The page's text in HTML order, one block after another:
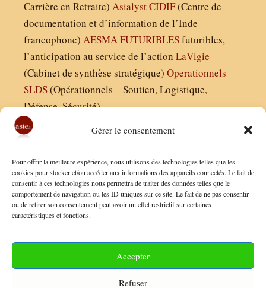
Gérer le consentement
Pour offrir la meilleure expérience, nous utilisons des technologies telles que les
cookies pour stocker et/ou accéder aux informations des appareils connectés. Le fait de
consentir à ces technologies nous permettra de traiter des données telles que le
comportement de navigation ou les ID uniques sur ce site. Le fait de ne pas consentir
ou de retirer son consentement peut avoir un effet restrictif sur certaines
caractéristiques et fonctions.
Accepter
Refuser
Carrière en Retraite) AsialystCIDIF(Centre de
documentation et d’information de l’Inde
francophone) AESMAFUTURIBLESfuturibles,
l’anticipation au service de l’action LaVigie
(Cabinet de synthèse stratégique) Operationnels
SLDS(Opérationnels – Soutien, Logistique,
Défense, Sécurité)
Finaldées EURL
Siège social : 13 avenue Boudon, 75016, Paris
Nous contacter
Conditions Générales de Vente
Politique de Confidentialité